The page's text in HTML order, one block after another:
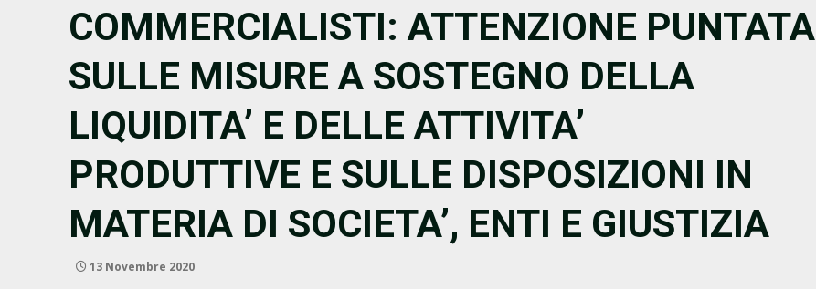
COMMERCIALISTI: ATTENZIONE PUNTATA
SULLE MISURE A SOSTEGNO DELLA
LIQUIDITA’ E DELLE ATTIVITA’
PRODUTTIVE E SULLE DISPOSIZIONI IN
MATERIA DI SOCIETA’, ENTI E GIUSTIZIA
13 Novembre 2020